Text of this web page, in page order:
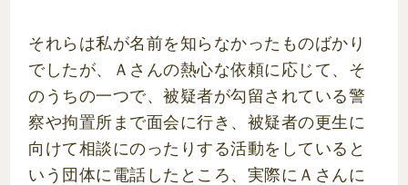
それらは私が名前を知らなかったものばかり
でしたが、Ａさんの熱心な依頼に応じて、そ
のうちの一つで、被疑者が勾留されている警
察や拘置所まで面会に行き、被疑者の更生に
向けて相談にのったりする活動をしていると
いう団体に電話したところ、実際にＡさんに